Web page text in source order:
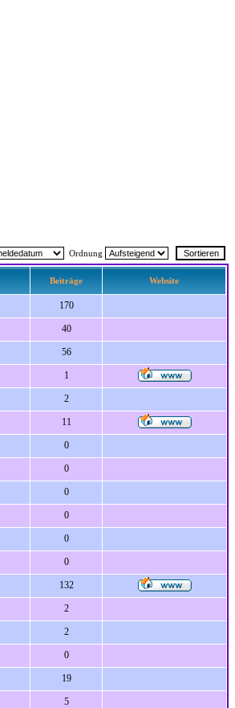
Ordnung
Beiträge Website
170
40
56
1
2
11
0
0
0
0
0
0
132
2
2
0
19
5